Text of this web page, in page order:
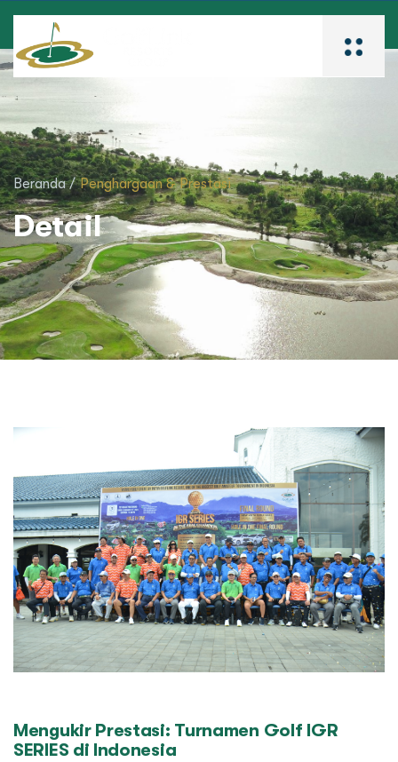
Beranda / Penghargaan & Prestasi
Detail
Mengukir Prestasi: Turnamen Golf IGR
SERIES di Indonesia